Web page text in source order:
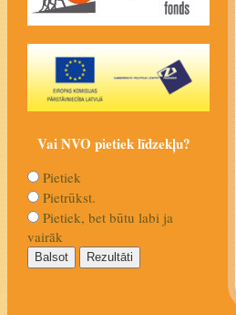
Vai NVO pietiek līdzekļu?
Pietiek
Pietrūkst.
Pietiek, bet būtu labi ja
vairāk